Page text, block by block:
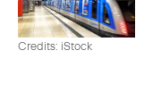
Credits: iStock